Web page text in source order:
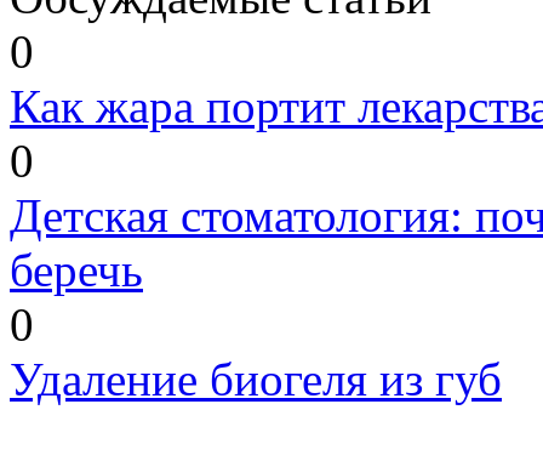
0
Как жара портит
0
Детская стоматология:
беречь
0
Удаление биогеля из губ